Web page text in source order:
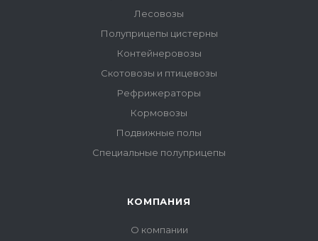
Лесовозы
Полуприцепы цистерны
Контейнеровозы
Скотовозы и птицевозы
Рефрижераторы
Кормовозы
Подвижные полы
Специальные полуприцепы
КОМПАНИЯ
О компании